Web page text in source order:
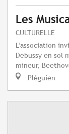
Les
CULTURELLE
L'association
Debussy en sol
mineur,
Pléguien